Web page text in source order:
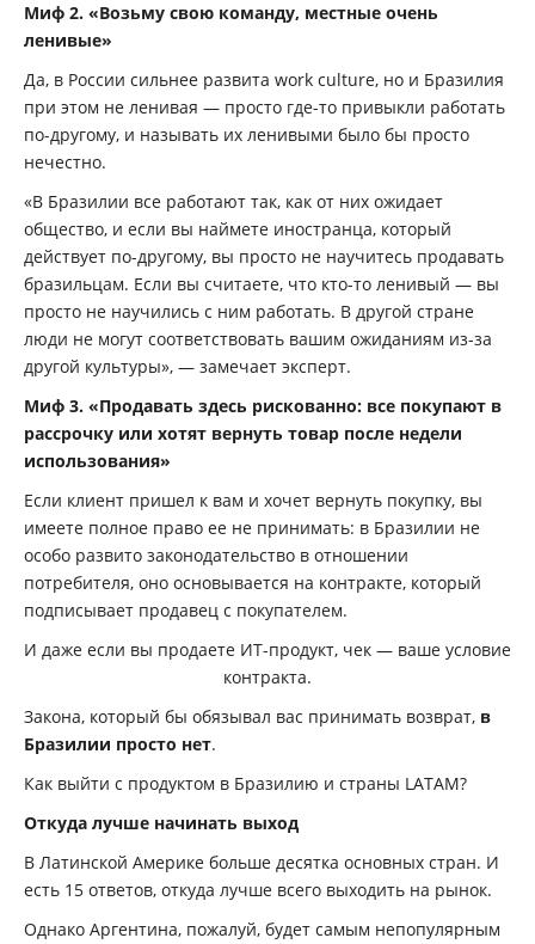
Миф 2. «Возьму свою команду, местные очень
ленивые»
Да, в России сильнее развита work culture, но и Бразилия
при этом не ленивая — просто где-то привыкли работать
по-другому, и называть их ленивыми было бы просто
нечестно.
«В Бразилии все работают так, как от них ожидает
общество, и если вы наймете иностранца, который
действует по-другому, вы просто не научитесь продавать
бразильцам. Если вы считаете, что кто-то ленивый — вы
просто не научились с ним работать. В другой стране
люди не могут соответствовать вашим ожиданиям из-за
другой культуры», — замечает эксперт.
Миф 3. «Продавать здесь рискованно: все покупают в
рассрочку или хотят вернуть товар после недели
использования»
Если клиент пришел к вам и хочет вернуть покупку, вы
имеете полное право ее не принимать: в Бразилии не
особо развито законодательство в отношении
потребителя, оно основывается на контракте, который
подписывает продавец с покупателем.
И даже если вы продаете ИТ-продукт, чек — ваше условие
контракта.
Закона, который бы обязывал вас принимать возврат, в
Бразилии просто нет.
Как выйти с продуктом в Бразилию и страны LATAM?
Откуда лучше начинать выход
В Латинской Америке больше десятка основных стран. И
есть 15 ответов, откуда лучше всего выходить на рынок.
Однако Аргентина, пожалуй, будет самым непопулярным